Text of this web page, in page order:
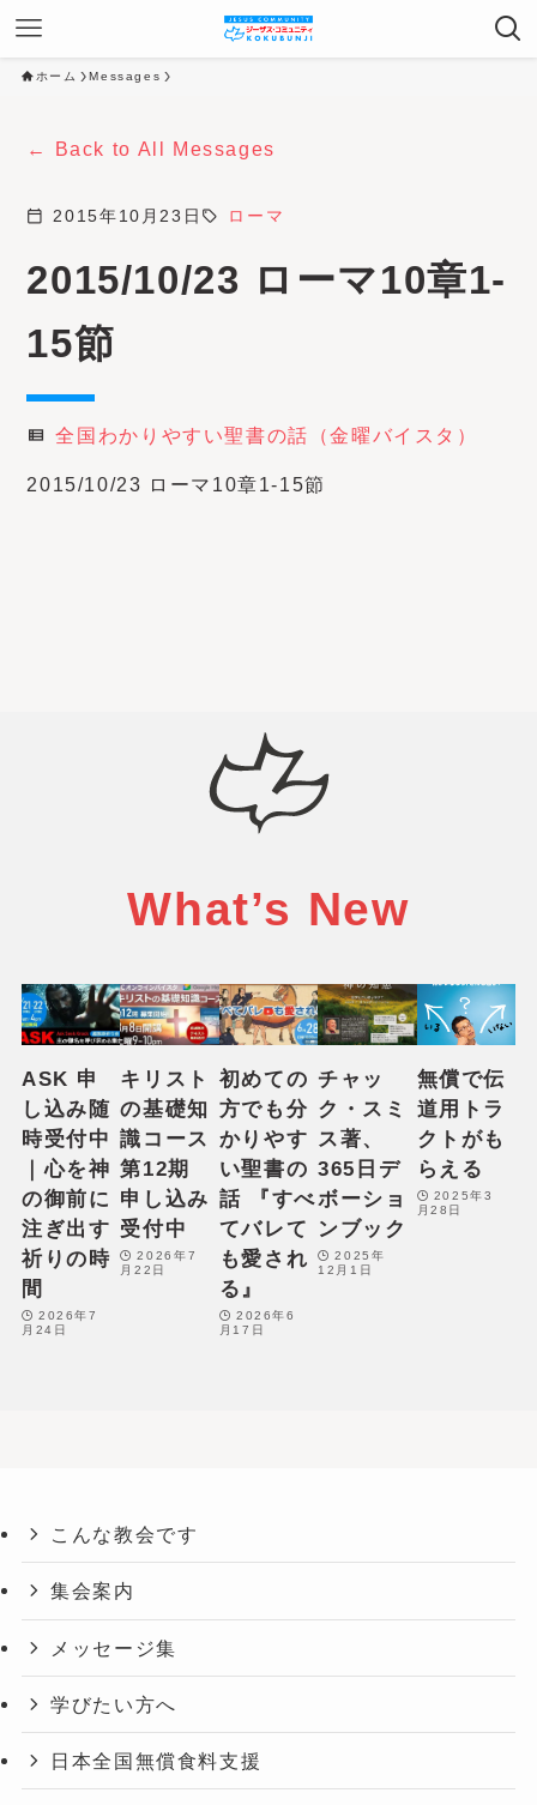
ホーム Messages
Back to All Messages
calendar_today 2015年10月23日 sell ローマ
2015/10/23 ローマ10章1-
15節
view_list 全国わかりやすい聖書の話（金曜バイスタ）
2015/10/23 ローマ10章1-15節
What’s New
ASK 申
し込み随
時受付中
｜心を神
の御前に
注ぎ出す
祈りの時
間
2026年7
月24日
キリスト
の基礎知
識コース
第12期
申し込み
受付中
2026年7
月22日
初めての
方でも分
かりやす
い聖書の
話 『すべ
てバレて
も愛され
る』
2026年6
月17日
チャッ
ク・スミ
ス著、
365日デ
ボーショ
ンブック
2025年
12月1日
無償で伝
道用トラ
クトがも
らえる
2025年3
月28日
こんな教会です
集会案内
メッセージ集
学びたい方へ
日本全国無償食料支援